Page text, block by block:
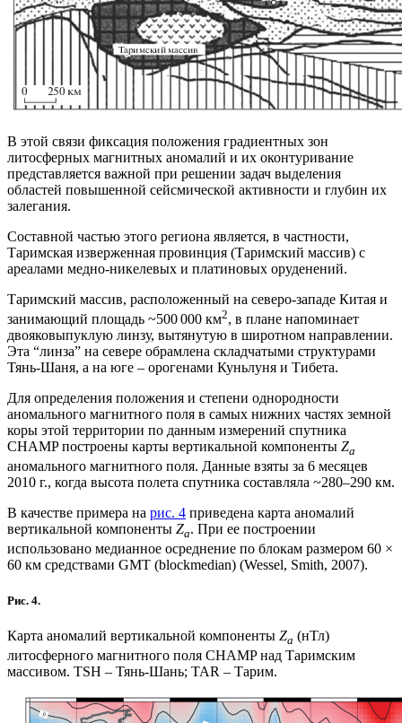
В этой связи фиксация положения градиентных зон
литосферных магнитных аномалий и их оконтуривание
представляется важной при решении задач выделения
областей повышенной сейсмической активности и глубин их
залегания.
Составной частью этого региона является, в частности,
Таримская изверженная провинция (Таримский массив) с
ареалами медно-никелевых и платиновых оруденений.
Таримский массив, расположенный на северо-западе Китая и
занимающий площадь ~500 000 км2, в плане напоминает
двояковыпуклую линзу, вытянутую в широтном направлении.
Эта “линза” на севере обрамлена складчатыми структурами
Тянь-Шаня, а на юге – орогенами Куньлуня и Тибета.
Для определения положения и степени однородности
аномального магнитного поля в самых нижних частях земной
коры этой территории по данным измерений спутника
CHAMP построены карты вертикальной компоненты Za
аномального магнитного поля. Данные взяты за 6 месяцев
2010 г., когда высота полета спутника составляла ~280–290 км.
В качестве примера на рис. 4 приведена карта аномалий
вертикальной компоненты Za. При ее построении
использовано медианное осреднение по блокам размером 60 ×
60 км средствами GMT (blockmedian) (Wessel, Smith, 2007).
Рис. 4.
Карта аномалий вертикальной компоненты Za (нТл)
литосферного магнитного поля CHAMP над Таримским
массивом. TSH – Тянь-Шань; TAR – Тарим.